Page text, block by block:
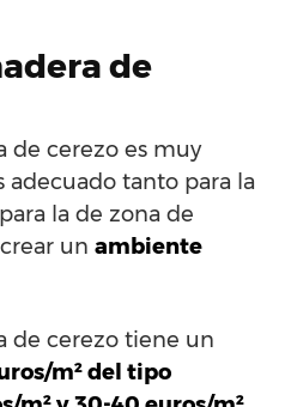
de
de cerezo es muy
adecuado tanto para la
la de zona de
un ambiente
de cerezo tiene un
m² del tipo